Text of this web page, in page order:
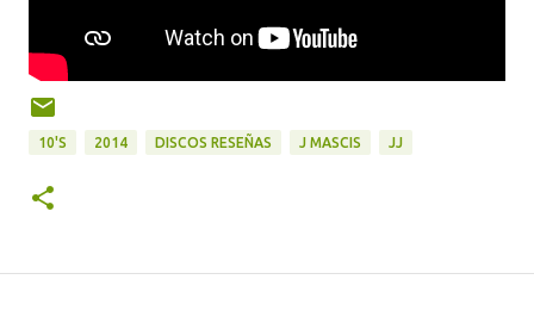
10'S 2014 DISCOS RESEÑAS J MASCIS JJ